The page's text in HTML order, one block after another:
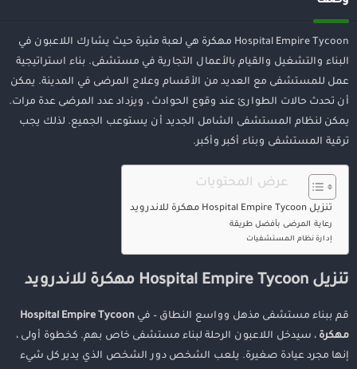
Hospital Empire Tycoon مهكرة هي لعبة مثيرة حيث يشارك اللاعبون في
البناء والتشغيل والقيام بالأعمال التجارية في مستشفى. بناء استراتيجية
عمل للمستشفى مع العديد من الأقسام وعلاج المرضى في المدينة. يمكن
أن تحدث حالات الطوارئ عند وقوع الحوادث ، ويزداد عدد المرضى عدة مرات.
يمكن لنظام المستشفى الشامل الجديد أن يستوعب الجميع. لذلك يجب
ترقية المستشفى وبناء أكبر وأكبر.
عرض المحتويات
تنزيل Hospital Empire Tycoon مهكرة للاندرويد
رعاية المرضى بأفضل طريقة
إدارة نظام المستشفيات
تنزيل Hospital Empire Tycoon مهكرة للاندرويد
قم ببناء مستشفى مذهل وواسع النطاق – في Hospital Empire Tycoon
مهكرة ، سيدخل اللاعبون الرحلة لبناء مستشفى خاص بهم. كخطوة أولى ،
إنها مجرد عيادة صغيرة. يلعب الشخص دور الشخص الذي يدير كل شيء